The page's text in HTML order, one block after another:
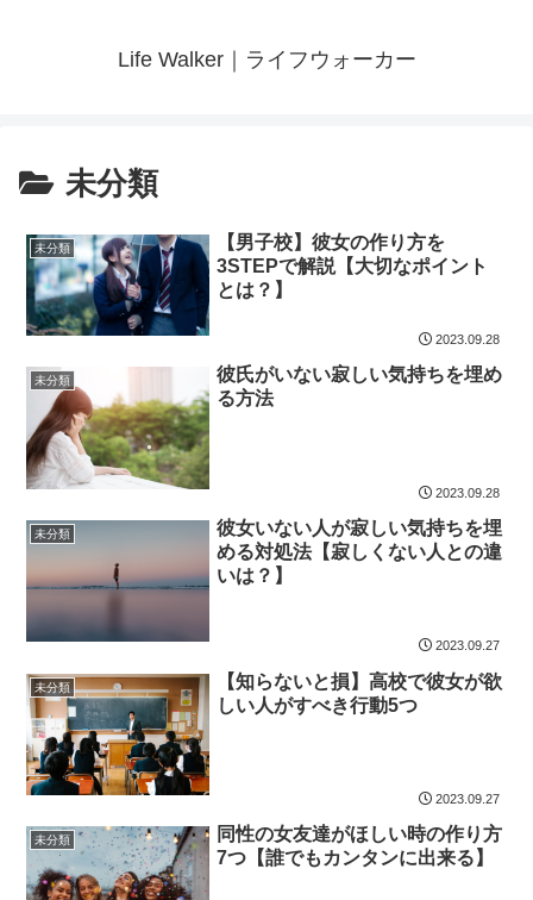
Life Walker｜ライフウォーカー
未分類
未分類
【男子校】彼女の作り方を
3STEPで解説【大切なポイント
とは？】
2023.09.28
未分類
彼氏がいない寂しい気持ちを埋め
る方法
2023.09.28
未分類
彼女いない人が寂しい気持ちを埋
める対処法【寂しくない人との違
いは？】
2023.09.27
未分類
【知らないと損】高校で彼女が欲
しい人がすべき行動5つ
2023.09.27
未分類
同性の女友達がほしい時の作り方
7つ【誰でもカンタンに出来る】